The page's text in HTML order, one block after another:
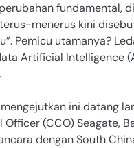
fundamental,
menerus kini
Pemicu utamanya?
Artificial Intelligence
ini datang
(CCO) Seagate,
dengan South